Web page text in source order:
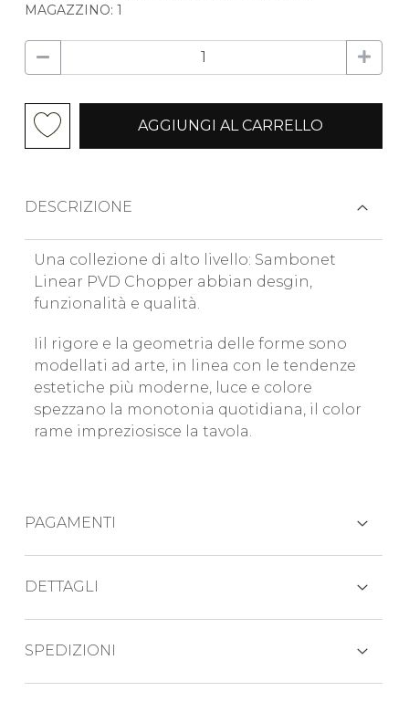
MAGAZZINO: 1
AGGIUNGI AL CARRELLO
DESCRIZIONE
Una collezione di alto livello: Sambonet
Linear PVD Chopper abbian desgin,
funzionalità e qualità.
Iil rigore e la geometria delle forme sono
modellati ad arte, in linea con le tendenze
estetiche più moderne, luce e colore
spezzano la monotonia quotidiana, il color
rame impreziosisce la tavola.
PAGAMENTI
DETTAGLI
11 persone:
SPEDIZIONI